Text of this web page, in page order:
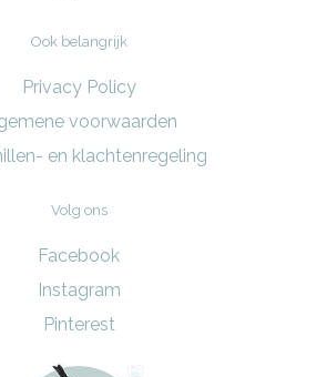
Ook belangrijk
Privacy Policy
voorwaarden
en klachtenregeling
Volg ons
Facebook
Instagram
Pinterest